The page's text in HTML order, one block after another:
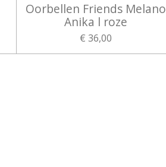
Oorbellen Friends Melano
Anika l roze
€ 36,00